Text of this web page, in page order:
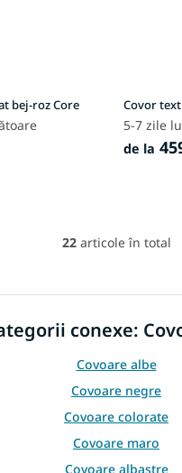
bej-roz Core Covor
5-7 zile
de la
C
t
o
u
l
l
i
s
t
22articole în total
conexe:
Covoare albe
Covoare negre
Covoare colorate
Covoare maro
Covoare albastre